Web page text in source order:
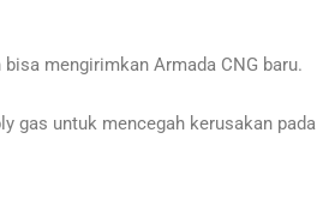
mengirimkan Armada CNG baru.
gas untuk mencegah kerusakan pada